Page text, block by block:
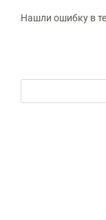
Нашли ошибку в